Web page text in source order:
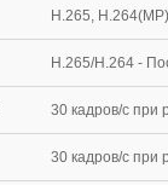
H.265,
H.265/H.264 -
30 кадров/с при
30 кадров/c при